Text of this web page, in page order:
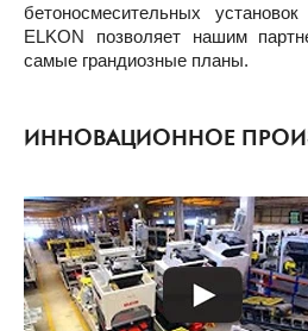
бетоносмесительных
ELKON позволяет нашим
самые грандиозные планы.
ИННОВАЦИОННОЕ